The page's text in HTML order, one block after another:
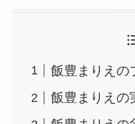
飯豊まりえの
飯豊まりえの